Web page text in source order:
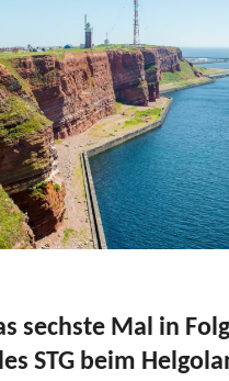
sechste Mal in
STG beim